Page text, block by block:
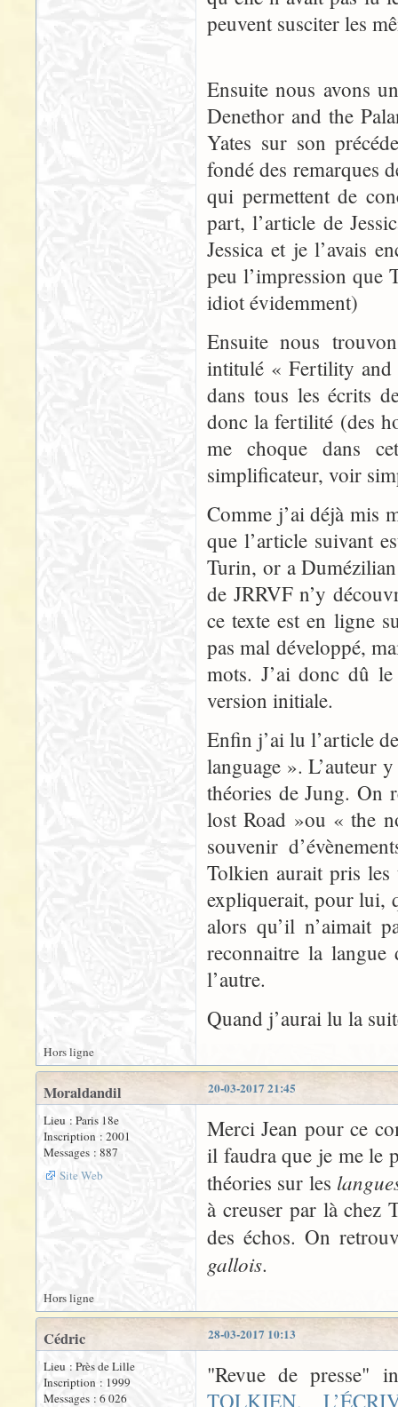
peuvent susciter les
Ensuite nous avons
Denethor and the
Yates sur son
fondé des remarques
qui permettent de
part, l’article de
Jessica et je l’avais
peu l’impression que
idiot évidemment)
Ensuite nous
intitulé « Fertility and
dans tous les écrits
donc la fertilité (des
me choque dans
simplificateur, voir
Comme j’ai déjà mis
que l’article suivant
Turin, or a
de JRRVF n’y
ce texte est en ligne
pas mal développé,
mots. J’ai donc dû
version initiale.
Enfin j’ai lu l’article
language ». L’auteur
théories de Jung. On
lost Road »ou « the
souvenir
Tolkien aurait pris les
expliquerait, pour lui,
alors qu’il n’aimait
reconnaitre la langue
l’autre.
Quand j’aurai lu la
Hors ligne
20-03-2017 21:45
Moraldandil
Lieu : Paris 18e
Inscription : 2001
Messages : 887
Site Web
Merci Jean pour ce
il faudra que je me le
théories sur les
à creuser par là chez
des échos. On
gallois.
Hors ligne
28-03-2017 10:13
Cédric
Lieu : Près de Lille
Inscription : 1999
Messages : 6 026
"Revue de presse"
TOLKIEN,